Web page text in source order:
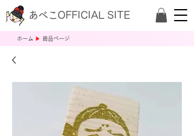
あべこOFFICIAL SITE
​ホーム ▶ 商品ページ